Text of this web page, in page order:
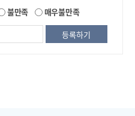
불만족 매우불만족
공
되
는